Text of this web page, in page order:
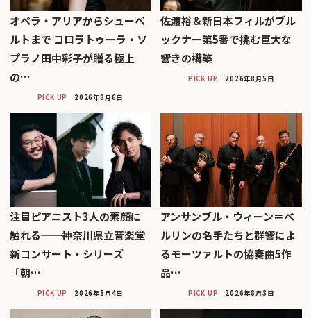
オペラ・アリアからシューベ
ルトまで コロラトゥーラ・ソ
プラノ田中彩子が贈る極上
の…
PICK UP 2026年8月6日
佐渡裕＆新日本フィルがブル
ックナー第5番で挑む巨大な
響きの構築
PICK UP 2026年8月5日
注目ピアニスト3人の素顔に
触れる──神奈川県立音楽堂
新コンサート・シリーズ
「朝…
PICK UP 2026年8月4日
アンサンブル・ウィーン＝ベ
ルリンの名手たちと群響によ
るモーツァルトの協奏曲5作
品…
PICK UP 2026年8月3日